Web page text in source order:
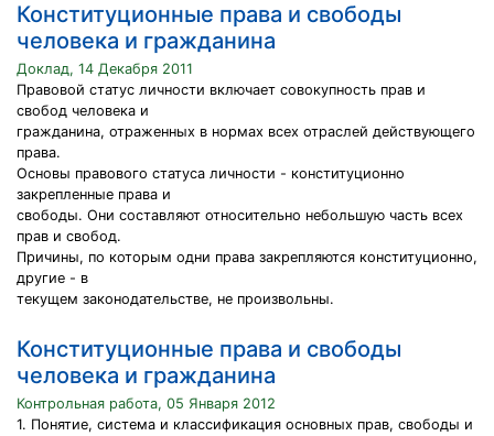
Конституционные права и свободы
человека и гражданина
Доклад, 14 Декабря 2011
Правовой статус личности включает совокупность прав и
свобод человека и
гражданина, отраженных в нормах всех отраслей действующего
права.
Основы правового статуса личности - конституционно
закрепленные права и
свободы. Они составляют относительно небольшую часть всех
прав и свобод.
Причины, по которым одни права закрепляются конституционно,
другие - в
текущем законодательстве, не произвольны.
Конституционные права и свободы
человека и гражданина
Контрольная работа, 05 Января 2012
1. Понятие, система и классификация основных прав, свободы и